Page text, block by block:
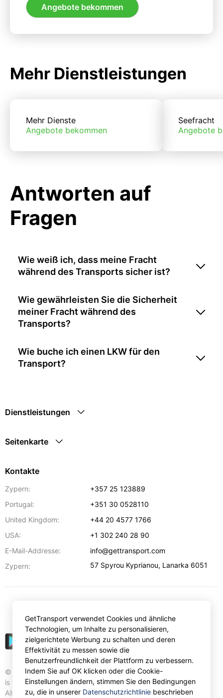
Angebote bekommen
Mehr Dienstleistungen
Mehr Dienste
Angebote bekommen
Seefracht
Angebote
Antworten auf
Fragen
Wie weiß ich, dass meine Fracht
während des Transports sicher ist?
Wie gewährleisten Sie die Sicherheit
meiner Fracht während des
Transports?
Wie buche ich einen LKW für den
Transport?
Dienstleistungen
Seitenkarte
Kontakte
Zypern:
+357 25 123889
Portugal:
+351 30 0528110
United Kingdom:
+44 20 4577 1766
USA:
+1 302 240 28 90
E-Mail-Addresse:
info@gettransport.com
Zypern:
57 Spyrou Kyprianou, Lanarka 6051
© Gettransport International Limited. GetTransport®
is trademark of Gettransport International Limited.
All rights reserved.
GetTransport verwendet Cookies und ähnliche
Technologien, um Inhalte zu personalisieren,
zielgerichtete Werbung zu schalten und deren
Effektivität zu messen sowie die
Benutzerfreundlichkeit der Plattform zu verbessern.
Indem Sie auf OK klicken oder die Cookie-
Einstellungen ändern, stimmen Sie den Bedingungen
zu, die in unserer Datenschutzrichtlinie beschrieben